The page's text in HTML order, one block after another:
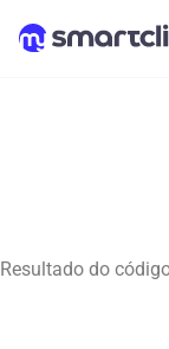
Resultado do